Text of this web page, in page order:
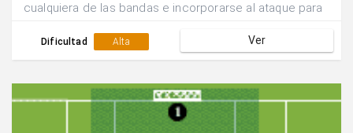
cualquiera de las bandas e incorporarse al ataque para
consiguen en 5 min y se rotan las funciones de los
equipos.
Dificultad Alta Ver